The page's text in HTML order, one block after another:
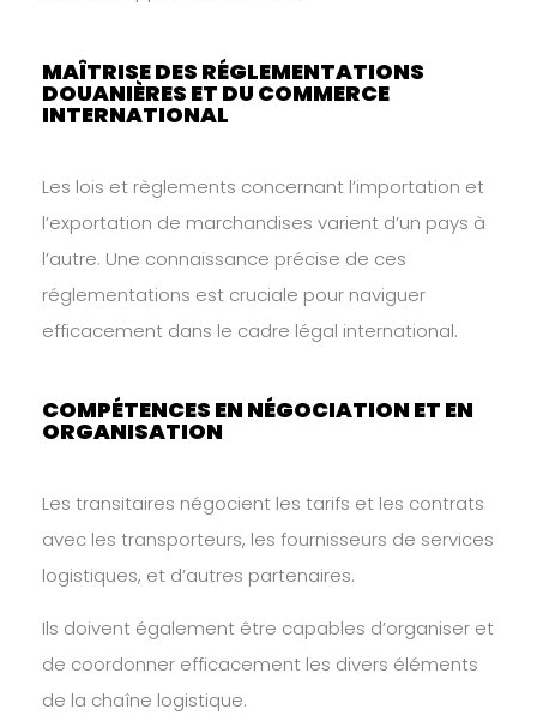
MAÎTRISE DES RÉGLEMENTATIONS
DOUANIÈRES ET DU COMMERCE
INTERNATIONAL
Les lois et règlements concernant l’importation et
l’exportation de marchandises varient d’un pays à
l’autre. Une connaissance précise de ces
réglementations est cruciale pour naviguer
efficacement dans le cadre légal international.
COMPÉTENCES EN NÉGOCIATION ET EN
ORGANISATION
Les transitaires négocient les tarifs et les contrats
avec les transporteurs, les fournisseurs de services
logistiques, et d’autres partenaires.
Ils doivent également être capables d’organiser et
de coordonner efficacement les divers éléments
de la chaîne logistique.